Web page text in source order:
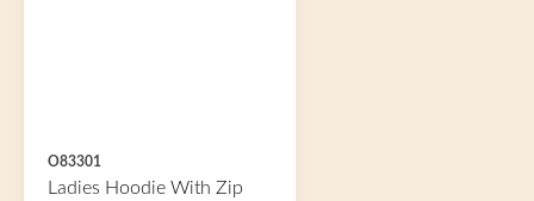
O83301
Ladies Hoodie With Zip